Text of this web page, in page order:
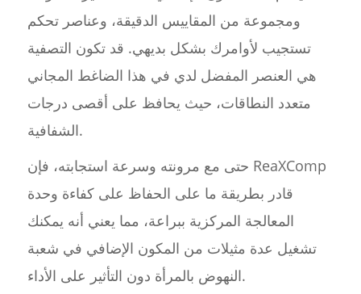
ومجموعة من المقاييس الدقيقة، وعناصر تحكم
تستجيب لأوامرك بشكل بديهي. قد تكون التصفية
هي العنصر المفضل لدي في هذا الضاغط المجاني
متعدد النطاقات، حيث يحافظ على أقصى درجات
الشفافية.
حتى مع مرونته وسرعة استجابته، فإن ReaXComp
قادر بطريقة ما على الحفاظ على كفاءة وحدة
المعالجة المركزية ببراعة، مما يعني أنه يمكنك
تشغيل عدة مثيلات من المكون الإضافي في شعبة
النهوض بالمرأة دون التأثير على الأداء.